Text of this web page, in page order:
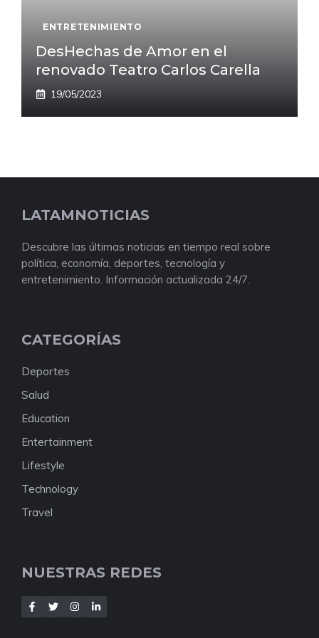
ENTRETENIMIENTO
DesHechas de Amor en el
renovado Teatro Carlos Carella
19/05/2023
LATAMNOTICIAS
Descubre las últimas noticias en tiempo real sobre
política, economía, deportes, tecnología y
entretenimiento. Información actualizada 24/7.
CATEGORÍAS
Deportes
Salud
Education
Entertainment
Lifestyle
Technology
Travel
NUESTRAS REDES